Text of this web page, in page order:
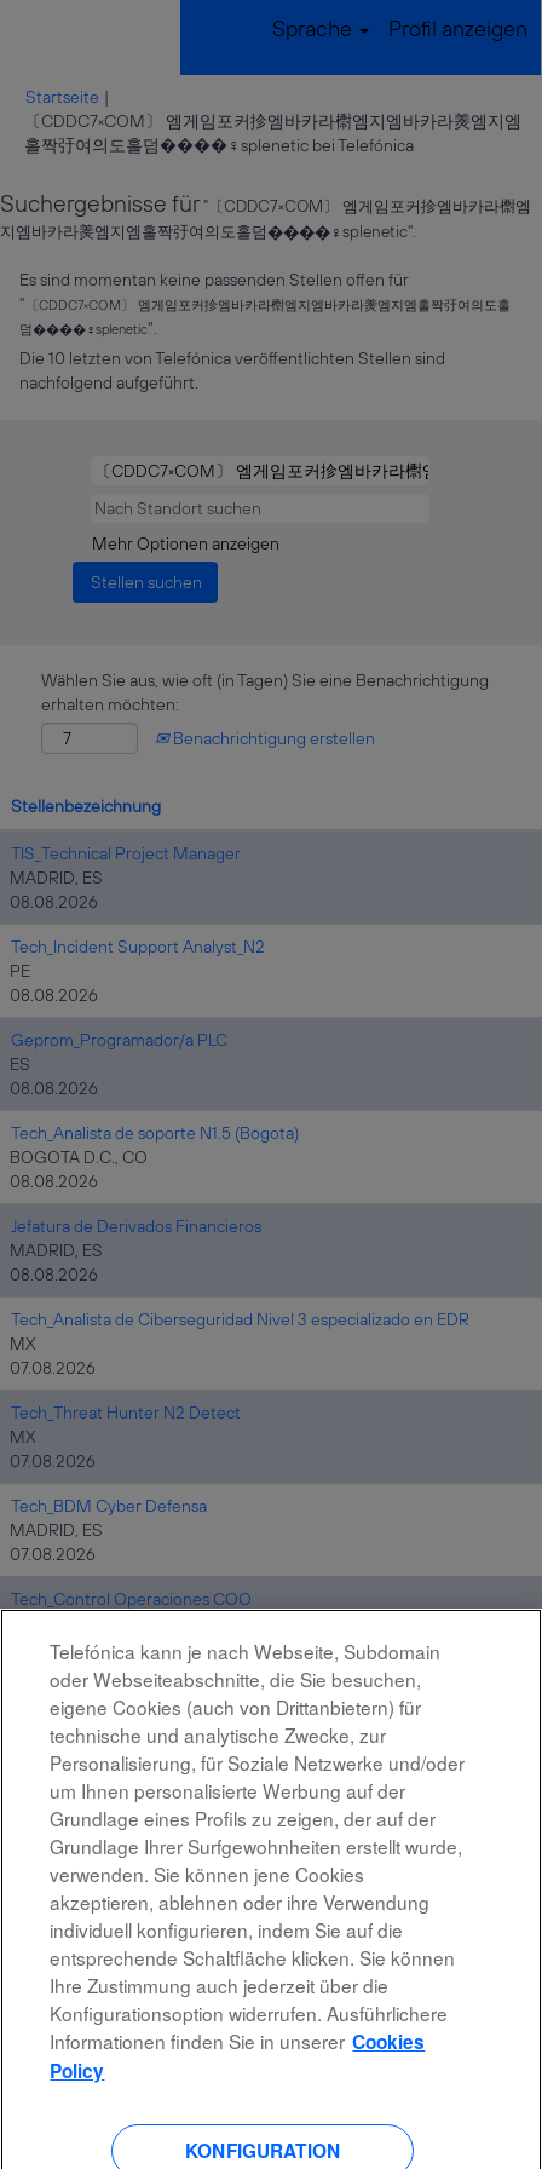
Sprache Profil anzeigen
Startseite |
〔CDDC7༝COM〕 엠게임포커抮엠바카라㯹엠지엠바카라㷢엠지엠
홀짝弙여의도홀덤����‍♀️splenetic bei Telefónica(aktuelle
Suchergebnisse für"〔CDDC7༝COM〕 엠게임포커抮엠바카라㯹엠
지엠바카라㷢엠지엠홀짝弙여의도홀덤����‍♀️splenetic".
Es sind momentan keine passenden Stellen offen für
" 〔CDDC7༝COM〕 엠게임포커抮엠바카라㯹엠지엠바카라㷢엠지엠홀짝弙여의도홀
덤����‍♀️splenetic".
Die 10 letzten von Telefónica veröffentlichten Stellen sind
nachfolgend aufgeführt.
Mehr Optionen anzeigen
Wählen Sie aus, wie oft (in Tagen) Sie eine Benachrichtigung
erhalten möchten:
Benachrichtigung erstellen
Stellenbezeichnung
TIS_Technical Project Manager
MADRID, ES
08.08.2026
Tech_Incident Support Analyst_N2
PE
08.08.2026
Geprom_Programador/a PLC
ES
08.08.2026
Tech_Analista de soporte N1.5 (Bogota)
BOGOTA D.C., CO
08.08.2026
Jefatura de Derivados Financieros
MADRID, ES
08.08.2026
Tech_Analista de Ciberseguridad Nivel 3 especializado en EDR
MX
07.08.2026
Tech_Threat Hunter N2 Detect
MX
07.08.2026
Tech_BDM Cyber Defensa
MADRID, ES
07.08.2026
Tech_Control Operaciones COO
07.08.2026
Tech_Técnico/a de Ingeniería y Administración de almacenamiento
MADRID, ES
07.08.2026
Ergebnisse1 – 10
Rechtshinweis
Barrierefreiheit
W W
Telefónica kann je nach Webseite, Subdomain
oder Webseiteabschnitte, die Sie besuchen,
eigene Cookies (auch von Drittanbietern) für
technische und analytische Zwecke, zur
Personalisierung, für Soziale Netzwerke und/oder
um Ihnen personalisierte Werbung auf der
Grundlage eines Profils zu zeigen, der auf der
Grundlage Ihrer Surfgewohnheiten erstellt wurde,
verwenden. Sie können jene Cookies
akzeptieren, ablehnen oder ihre Verwendung
individuell konfigurieren, indem Sie auf die
entsprechende Schaltfläche klicken. Sie können
Ihre Zustimmung auch jederzeit über die
Konfigurationsoption widerrufen. Ausführlichere
Informationen finden Sie in unserer Cookies
Policy
KONFIGURATION